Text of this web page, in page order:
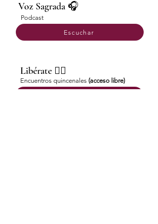
Voz Sagrada 🎧
Podcast
Escuchar
Libérate ⛓️‍💥
Encuentros quincenales (acceso libre)